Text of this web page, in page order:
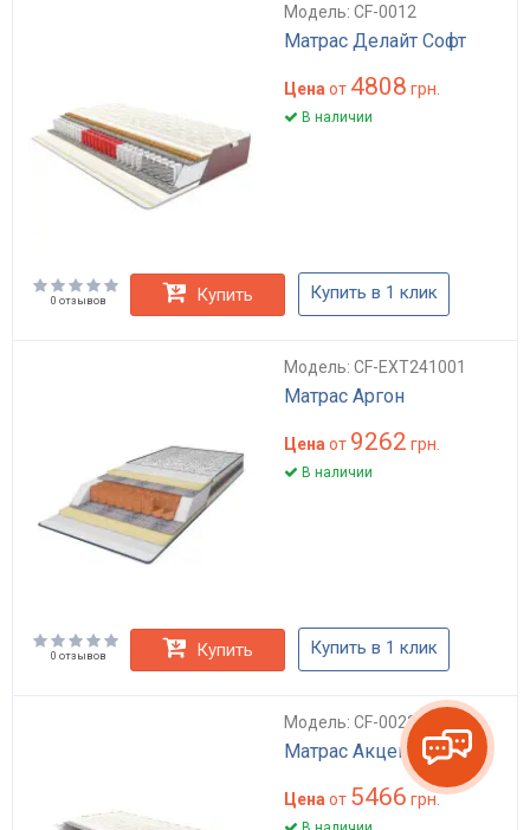
Модель: CF-0012
Матрас Делайт Софт
Цена от 4808 грн.
В наличии
0 отзывов Купить Купить в 1 клик
Модель: CF-EXT241001
Матрас Аргон
Цена от 9262 грн.
В наличии
0 отзывов Купить Купить в 1 клик
Модель: CF-0023
Матрас Акцент-2 плюс
Цена от 5466 грн.